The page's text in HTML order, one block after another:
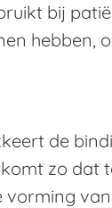
bij
hebben,
de
zo dat